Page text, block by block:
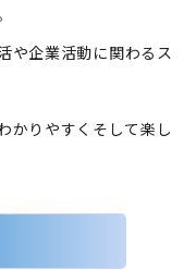
や企業活動に関わるス
かりやすくそして楽し